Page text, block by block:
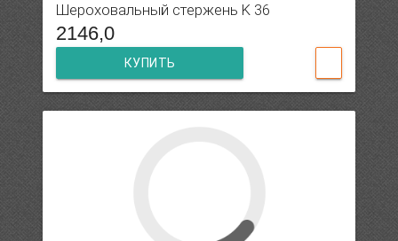
Шероховальный стержень K 36
2146,0
КУПИТЬ